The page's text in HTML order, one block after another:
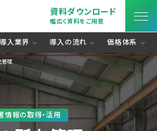
資料ダウンロード
幅広く資料をご用意
管理
情報の取得・活用
入業界 導入の流れ 価格体系